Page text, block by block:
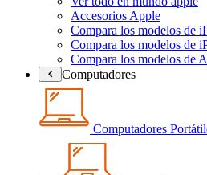
Accesorios Apple
Compara los modelos de
Compara los modelos de
Compara los modelos de
Computadores
Computadores